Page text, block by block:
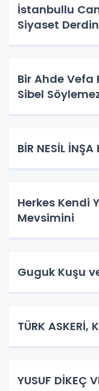
İstanbullu
Siyaset
Bir Ahde Vefa
Sibel
BİR NESİL İNŞA
Herkes Kendi
Mevsimini
Guguk Kuşu
TÜRK ASKERİ,
YUSUF DİKEÇ